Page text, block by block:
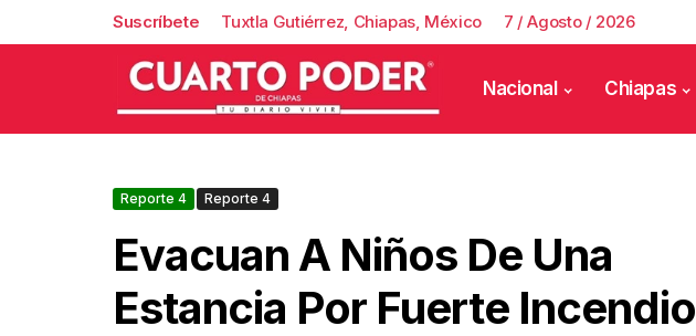
Suscríbete Tuxtla Gutiérrez, Chiapas, México 7 / Agosto / 2026
Nacional Chiapas
Reporte 4 Reporte 4
Evacuan A Niños De Una
Estancia Por Fuerte Incendio